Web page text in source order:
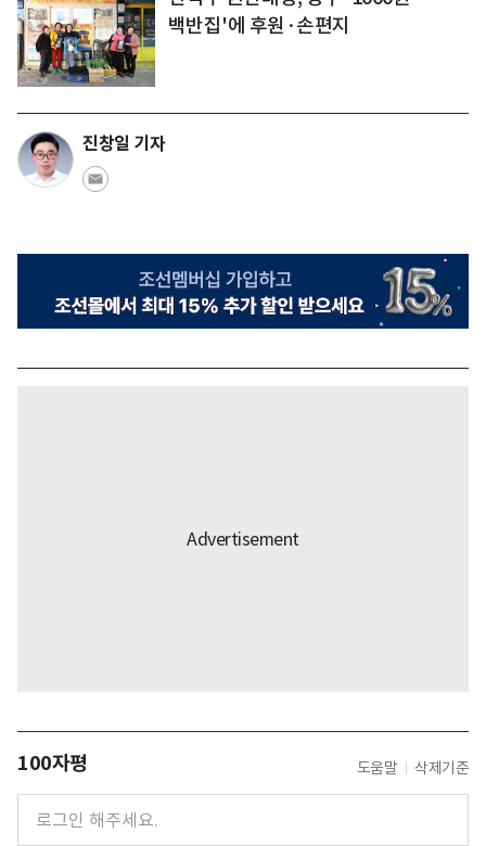
백반집'에 후원·손편지
진창일 기자
100자평 도움말 삭제기준